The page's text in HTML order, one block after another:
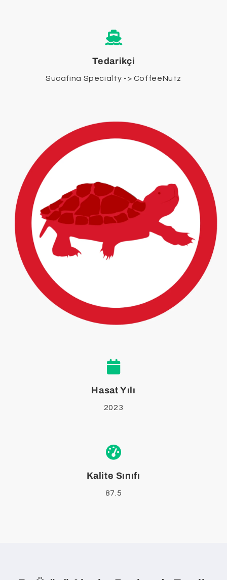
Tedarikçi
Sucafina Specialty -> CoffeeNutz
Hasat Yılı
2023
Kalite Sınıfı
87.5